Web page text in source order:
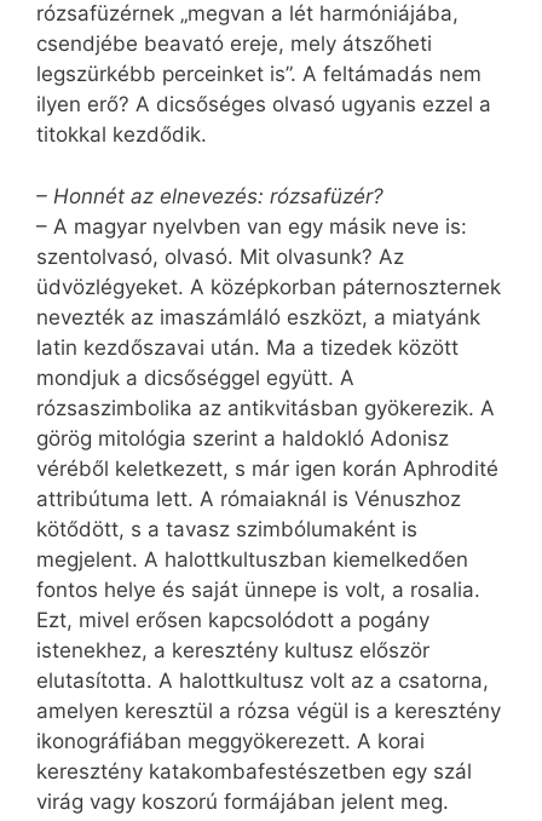
rózsafüzérnek „megvan a lét harmóniájába,
csendjébe beavató ereje, mely átszőheti
legszürkébb perceinket is”. A feltámadás nem
ilyen erő? A dicsőséges olvasó ugyanis ezzel a
titokkal kezdődik.
– Honnét az elnevezés: rózsafüzér?
– A magyar nyelvben van egy másik neve is:
szentolvasó, olvasó. Mit olvasunk? Az
üdvözlégyeket. A középkorban páternoszternek
nevezték az imaszámláló eszközt, a miatyánk
latin kezdőszavai után. Ma a tizedek között
mondjuk a dicsőséggel együtt. A
rózsaszimbolika az antikvitásban gyökerezik. A
görög mitológia szerint a haldokló Adonisz
véréből keletkezett, s már igen korán Aphrodité
attribútuma lett. A rómaiaknál is Vénuszhoz
kötődött, s a tavasz szimbólumaként is
megjelent. A halottkultuszban kiemelkedően
fontos helye és saját ünnepe is volt, a rosalia.
Ezt, mivel erősen kapcsolódott a pogány
istenekhez, a keresztény kultusz először
elutasította. A halottkultusz volt az a csatorna,
amelyen keresztül a rózsa végül is a keresztény
ikonográfiában meggyökerezett. A korai
keresztény katakombafestészetben egy szál
virág vagy koszorú formájában jelent meg.